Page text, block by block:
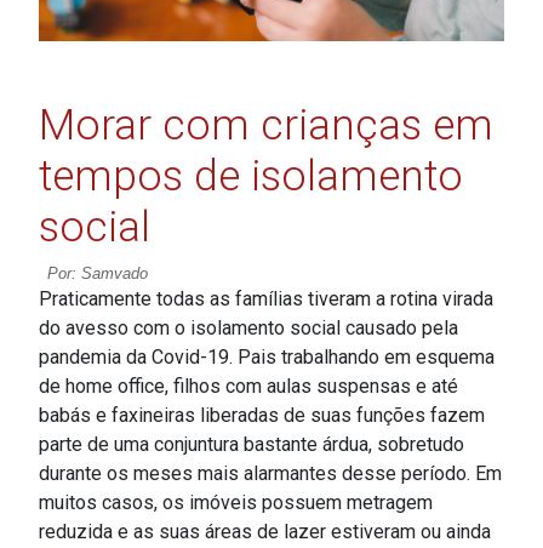
Morar com crianças em
tempos de isolamento
social
Por: Samvado
Praticamente todas as famílias tiveram a rotina virada
do avesso com o isolamento social causado pela
pandemia da Covid-19. Pais trabalhando em esquema
de home office, filhos com aulas suspensas e até
babás e faxineiras liberadas de suas funções fazem
parte de uma conjuntura bastante árdua, sobretudo
durante os meses mais alarmantes desse período. Em
muitos casos, os imóveis possuem metragem
reduzida e as suas áreas de lazer estiveram ou ainda